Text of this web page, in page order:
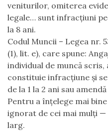
veniturilor, omiterea
legale… sunt infracțiuni
la 8 ani.
Codul Muncii – Legea nr.
(1), lit. e), care spune:
individual de muncă
constituie infracțiune și
de la 1 la 2 ani sau
Pentru a înțelege mai
ignorat de cei mai mulți —
larg.